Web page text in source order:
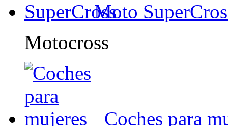
Moto
Motocross
Coches para